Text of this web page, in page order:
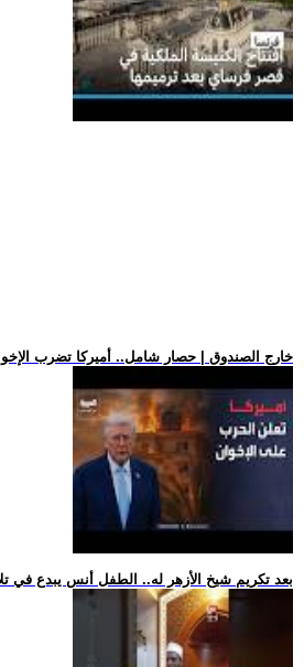
.. خارج الصندوق | حصار شامل.. أميركا تضرب
.. بعد تكريم شيخ الأزهر له.. الطفل أنس يبدع في